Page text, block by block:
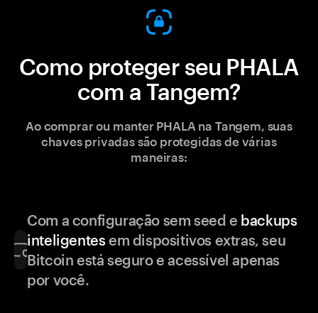
Como proteger seu PHALA
com a Tangem?
Ao comprar ou manter PHALA na Tangem, suas
chaves privadas são protegidas de várias
maneiras:
Com a configuração sem seed e backups
inteligentesem dispositivos extras, seu
Bitcoin está seguro e acessível apenas
por você.